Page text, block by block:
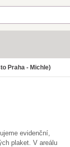
Praha - Michle)
evidenční,
plaket. V areálu